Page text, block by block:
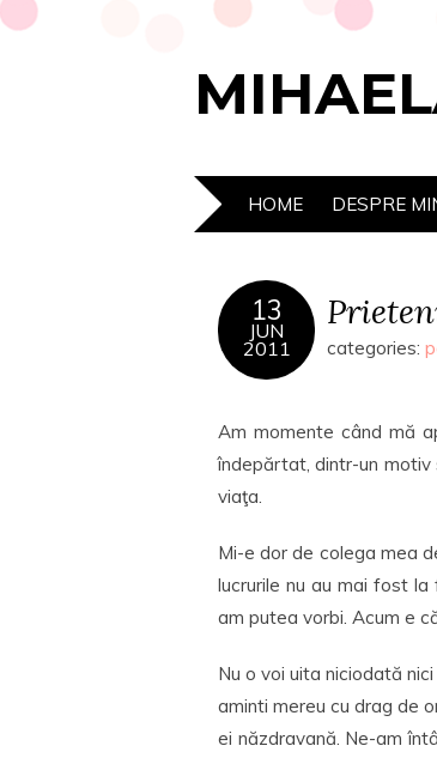
HOME DESPRE
13
JUN
2011 categories:
Am momente când mă
îndepărtat, dintr-un motiv
viaţa.
Mi-e dor de colega mea
lucrurile nu au mai fost
am putea vorbi. Acum e
Nu o voi uita niciodată
aminti mereu cu drag de
ei năzdravană. Ne-am